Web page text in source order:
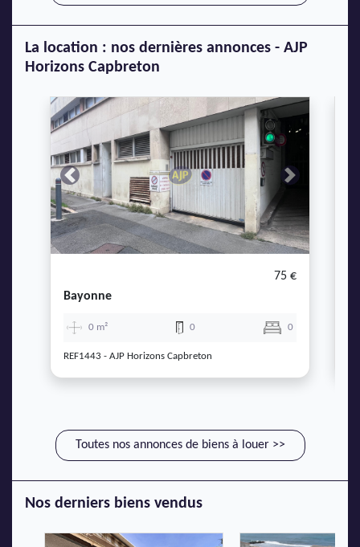
La location : nos dernières annonces - AJP
Horizons Capbreton
Previous Next
75 €
Bayonne
0 m² 0 0
REF1443 - AJP Horizons Capbreton
Toutes nos annonces de biens à louer >>
Nos derniers biens vendus